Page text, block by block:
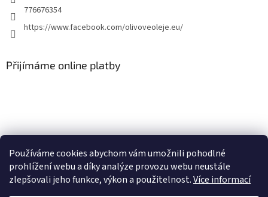
Používáme cookies abychom vám umožnili pohodlné
prohlížení webu a díky analýze provozu webu neustále
zlepšovali jeho funkce, výkon a použitelnost.Více informací
776676354
https://www.facebook.com/olivoveoleje.eu/
Přijímáme online platby
Olivove-oleje.eu Naše stará webová stránka